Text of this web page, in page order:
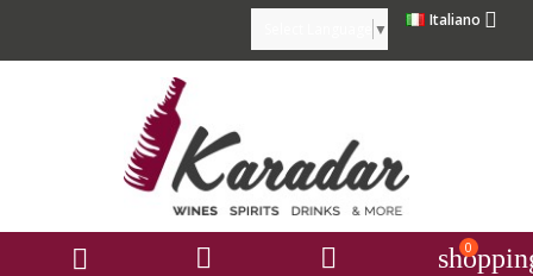
Italiano 
▼
   0